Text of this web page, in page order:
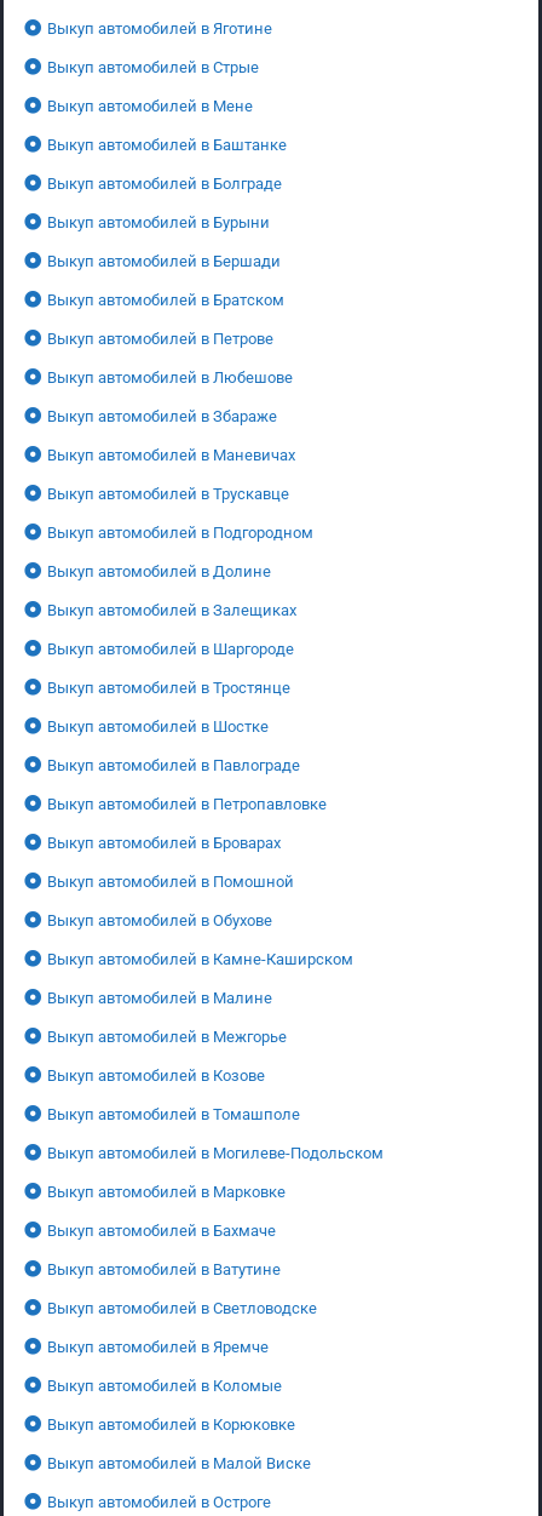
Выкуп автомобилей в Яготине
Выкуп автомобилей в Стрые
Выкуп автомобилей в Мене
Выкуп автомобилей в Баштанке
Выкуп автомобилей в Болграде
Выкуп автомобилей в Бурыни
Выкуп автомобилей в Бершади
Выкуп автомобилей в Братском
Выкуп автомобилей в Петрове
Выкуп автомобилей в Любешове
Выкуп автомобилей в Збараже
Выкуп автомобилей в Маневичах
Выкуп автомобилей в Трускавце
Выкуп автомобилей в Подгородном
Выкуп автомобилей в Долине
Выкуп автомобилей в Залещиках
Выкуп автомобилей в Шаргороде
Выкуп автомобилей в Тростянце
Выкуп автомобилей в Шостке
Выкуп автомобилей в Павлограде
Выкуп автомобилей в Петропавловке
Выкуп автомобилей в Броварах
Выкуп автомобилей в Помошной
Выкуп автомобилей в Обухове
Выкуп автомобилей в Камне-Каширском
Выкуп автомобилей в Малине
Выкуп автомобилей в Межгорье
Выкуп автомобилей в Козове
Выкуп автомобилей в Томашполе
Выкуп автомобилей в Могилеве-Подольском
Выкуп автомобилей в Марковке
Выкуп автомобилей в Бахмаче
Выкуп автомобилей в Ватутине
Выкуп автомобилей в Светловодске
Выкуп автомобилей в Яремче
Выкуп автомобилей в Коломые
Выкуп автомобилей в Корюковке
Выкуп автомобилей в Малой Виске
Выкуп автомобилей в Остроге